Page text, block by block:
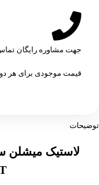
جهت مشاوره رایگان
قیمت موجودی برای هر
توضیحات